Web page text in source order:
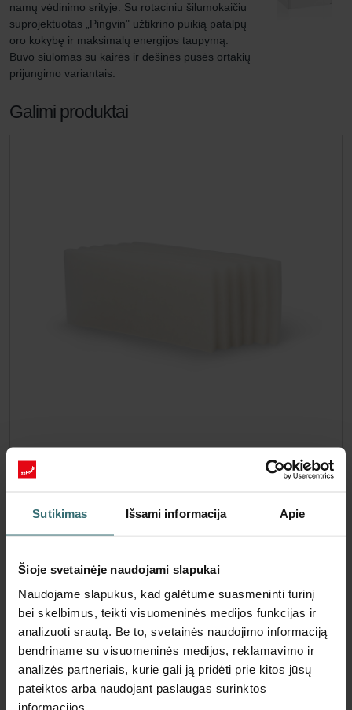
Sutikimas Išsami informacija Apie
Šioje svetainėje naudojami slapukai
Naudojame slapukus, kad galėtume suasmeninti turinį
bei skelbimus, teikti visuomeninės medijos funkcijas ir
analizuoti srautą. Be to, svetainės naudojimo informaciją
bendriname su visuomeninės medijos, reklamavimo ir
analizės partneriais, kurie gali ją pridėti prie kitos jūsų
pateiktos arba naudojant paslaugas surinktos
informacijos.
namų vėdinimo srityje. Su rotaciniu šilumokaičiu
suprojektuotas „Pingvin" užtikrino puikią patalpų
oro kokybę ir maksimalų energijos taupymą.
Buvo siūlomas su kairės ir dešinės pusės ortakių
prijungimo variantais.
Galimi produktai
Sistemos apsaugos filtrų rinkinys –
„Pingvin" / LTR-3 | „Zehnder Original"
Filtrų rinkinys, skirtas apsaugoti jūsų patalpų orą nuo dalelių
Šis produktas randamas šiose kategorijose:
Nėra sandėlyje Šiuo metu nėra prieinama
24.20
su PVM
be pristatymo mokesčių